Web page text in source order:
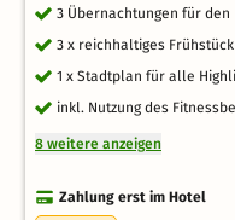
3 Übernachtungen für den
3 x reichhaltiges
1 x Stadtplan für alle
inkl. Nutzung des
8 weitere anzeigen
Zahlung erst im Hotel